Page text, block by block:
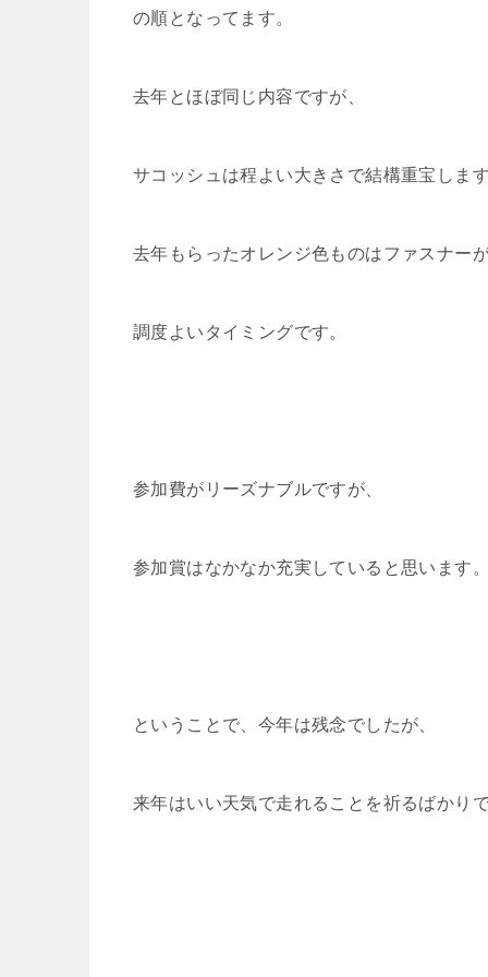
の順となってます。
去年とほぼ同じ内容ですが、
サコッシュは程よい大きさで結構重宝します
去年もらったオレンジ色ものはファスナー
調度よいタイミングです。
参加費がリーズナブルですが、
参加賞はなかなか充実していると思います。
ということで、今年は残念でしたが、
来年はいい天気で走れることを祈るばかりで